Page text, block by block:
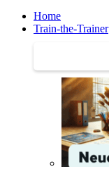
Home
Train-the-Trainer